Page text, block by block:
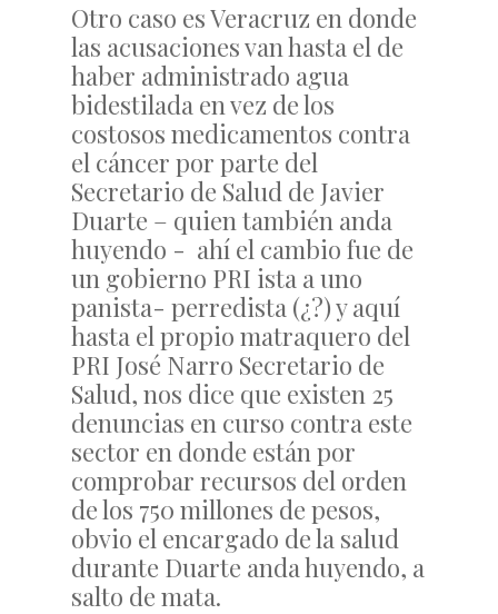
Otro caso es Veracruz en donde
las acusaciones van hasta el de
haber administrado agua
bidestilada en vez de los
costosos medicamentos contra
el cáncer por parte del
Secretario de Salud de Javier
Duarte – quien también anda
huyendo - ahí el cambio fue de
un gobierno PRI ista a uno
panista- perredista (¿?) y aquí
hasta el propio matraquero del
PRI José Narro Secretario de
Salud, nos dice que existen 25
denuncias en curso contra este
sector en donde están por
comprobar recursos del orden
de los 750 millones de pesos,
obvio el encargado de la salud
durante Duarte anda huyendo, a
salto de mata.